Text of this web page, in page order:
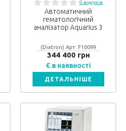
0 відгуків
Автоматичний
гематологічний
аналізатор Aquarius 3
(Diatron) Арт: F10099
344 400 грн
Є в наявності
ДЕТАЛЬНІШЕ